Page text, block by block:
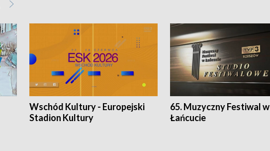
Wschód Kultury - Europejski
Stadion Kultury
65. Muzyczny Festiwal w
Łańcucie